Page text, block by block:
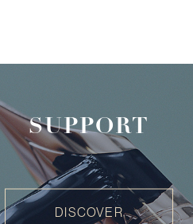
SUPPORT
DISCOVER